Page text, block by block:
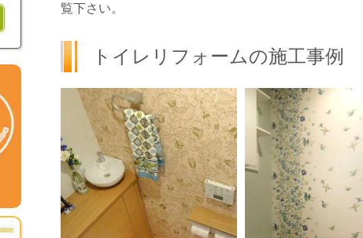
覧下さい。
トイレリフォームの施工事例